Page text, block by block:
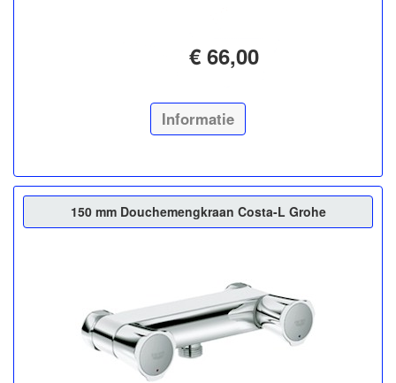
€ 66,00
Informatie
150 mm Douchemengkraan Costa-L Grohe